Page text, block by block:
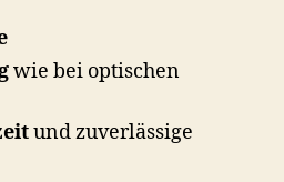
wie bei optischen
und zuverlässige